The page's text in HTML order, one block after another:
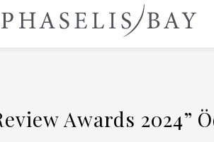
Awards 2024”